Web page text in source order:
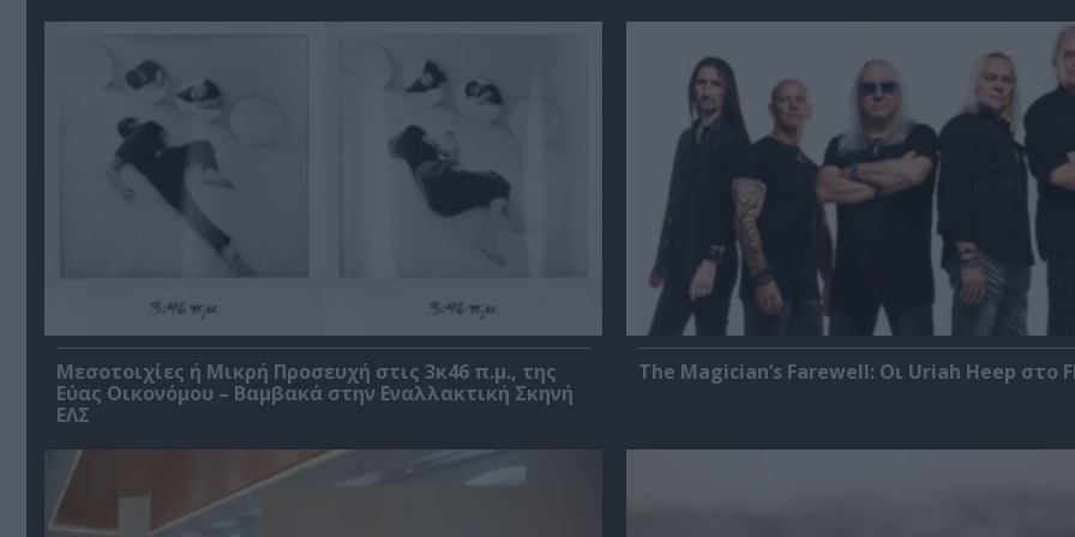
Μεσοτοιχίες ή Μικρή Προσευχή στις 3κ46 π.μ., της
Εύας Οικονόμου – Βαμβακά στην Εναλλακτική Σκηνή
ΕΛΣ
The Magician’s Farewell: Οι Uriah Heep στο